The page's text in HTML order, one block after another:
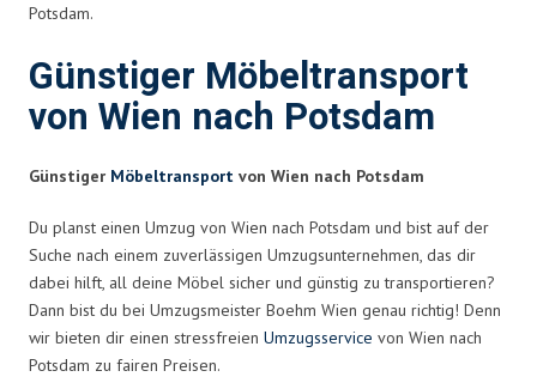
Potsdam.
Günstiger Möbeltransport
von Wien nach Potsdam
Günstiger Möbeltransport von Wien nach Potsdam
Du planst einen Umzug von Wien nach Potsdam und bist auf der
Suche nach einem zuverlässigen Umzugsunternehmen, das dir
dabei hilft, all deine Möbel sicher und günstig zu transportieren?
Dann bist du bei Umzugsmeister Boehm Wien genau richtig! Denn
wir bieten dir einen stressfreien Umzugsservice von Wien nach
Potsdam zu fairen Preisen.